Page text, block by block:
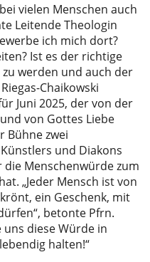
vielen Menschen auch
Leitende Theologin
ich mich dort?
Ist es der richtige
werden und auch der
Chaikowski
Juni 2025, der von der
von Gottes Liebe
Bühne zwei
und Diakons
Menschenwürde zum
„Jeder Mensch ist von
ein Geschenk, mit
betonte Pfrn.
uns diese Würde in
halten!“